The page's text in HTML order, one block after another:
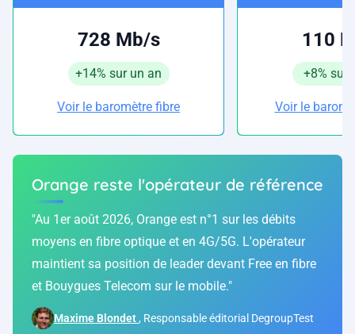
728 Mb/s
+14% sur un an
Voir le baromètre fibre
110
+8% sur
Voir le
Orange reste l'opérateur de référence
"Au 1er août 2026, Orange est n°1 sur les débits
moyens en fibre optique et en 4G/5G. L'opérateur
maintient sa position de leader devant Free en fibre
et Bouygues Telecom sur le mobile."
Maxime Blondet, Responsable éditorial DegroupTest